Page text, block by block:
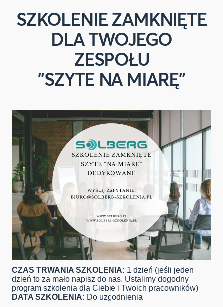
SZKOLENIE ZAMKNIĘTE
DLA TWOJEGO
ZESPOŁU
"SZYTE NA MIARĘ"
CZAS TRWANIA SZKOLENIA: 1 dzień (jeśli jeden
dzień to za mało napisz do nas. Ustalimy dogodny
program szkolenia dla Ciebie i Twoich pracowników)
DATA SZKOLENIA: Do uzgodnienia